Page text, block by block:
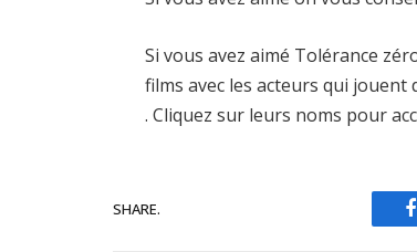
Si vous avez aimé Tolérance
films avec les acteurs qui jouent
. Cliquez sur leurs noms pour
SHARE.